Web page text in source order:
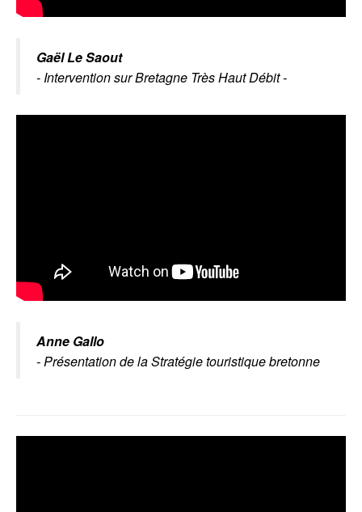
Gaël Le Saout
- Intervention sur Bretagne Très Haut Débit -
Anne Gallo
- Présentation de la Stratégie touristique bretonne